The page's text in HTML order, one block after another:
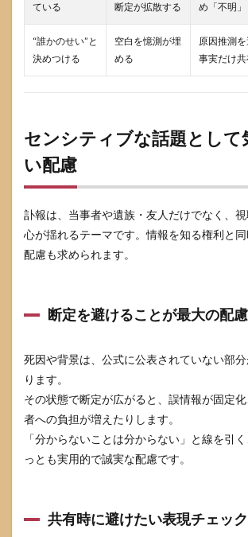
ている
断定が拡散する
め「不明」
“誰かのせい”と
決めつける
空白を憶測が埋
める
原因推測
事実だけ
センシティブな話題として
い配慮
訃報は、当事者や遺族・友人だけでなく、
心が揺れるテーマです。情報を知る権利と
配慮も求められます。
断定を避けることが最大の配
死因や背景は、公式に公表されていない部
ります。
その状態で断定が広がると、誤情報が固定
者への負担が増えたりします。
「分からないことは分からない」と線を引
っとも実用的で誠実な配慮です。
共有時に避けたい表現チェッ